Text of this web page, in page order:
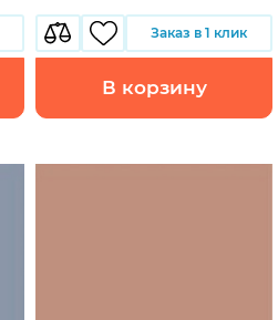
Заказ в 1 клик
В корзину